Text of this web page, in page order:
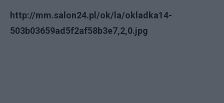
http://mm.salon24.pl/ok/la/okladka14-
503b03659ad5f2af58b3e7,2,0.jpg